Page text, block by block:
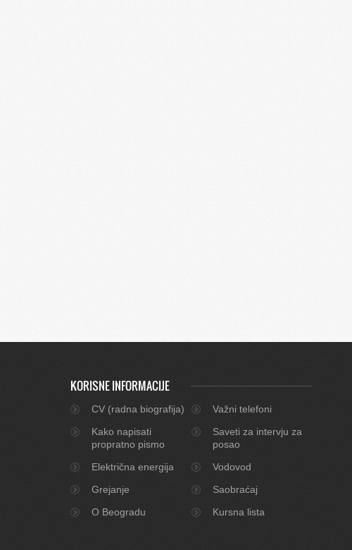
KORISNE INFORMACIJE
CV (radna biografija)
Važni telefoni
Kako napisati
propratno pismo
Saveti za intervju za
posao
Električna energija
Vodovod
Grejanje
Saobraćaj
O Beogradu
Kursna lista